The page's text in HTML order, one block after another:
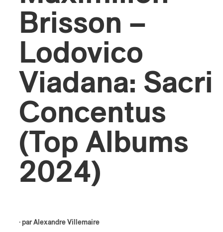
Brisson –
Lodovico
Viadana: Sacri
Concentus
(Top Albums
2024)
· parAlexandre Villemaire